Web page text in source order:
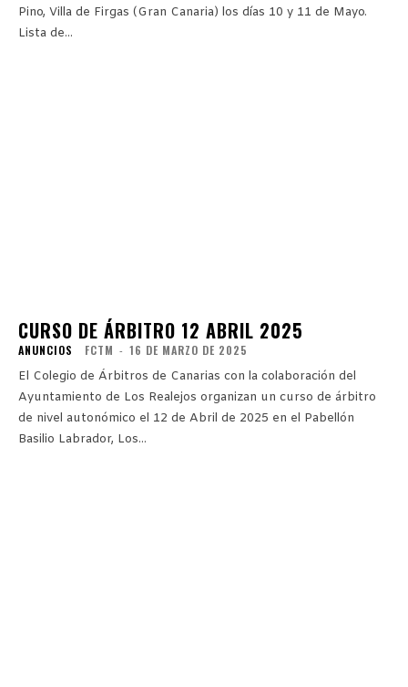
Pino, Villa de Firgas (Gran Canaria) los días 10 y 11 de Mayo.
Lista de...
CURSO DE ÁRBITRO 12 ABRIL 2025
ANUNCIOS FCTM - 16 DE MARZO DE 2025
El Colegio de Árbitros de Canarias con la colaboración del
Ayuntamiento de Los Realejos organizan un curso de árbitro
de nivel autonómico el 12 de Abril de 2025 en el Pabellón
Basilio Labrador, Los...